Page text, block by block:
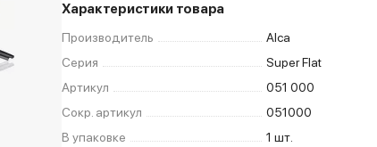
Характеристики товара
Производитель
Alca
Серия
Super Flat
Артикул
051 000
Сокр. артикул
051000
В упаковке
1 шт.